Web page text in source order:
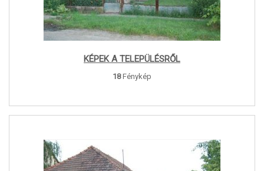
KÉPEK A TELEPÜLÉSRŐL
18Fénykép